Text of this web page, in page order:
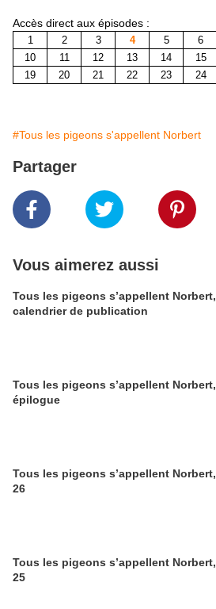
Accès direct aux épisodes :
1 2 3 4 5 6
10
11 12 13 14 15
19
20 21 22 23 24
#Tous les pigeons s'appellent Norbert
Partager
Vous aimerez aussi
Tous les pigeons s’appellent Norbert,
calendrier de publication
Tous les pigeons s’appellent Norbert,
épilogue
Tous les pigeons s’appellent Norbert,
26
Tous les pigeons s’appellent Norbert,
25